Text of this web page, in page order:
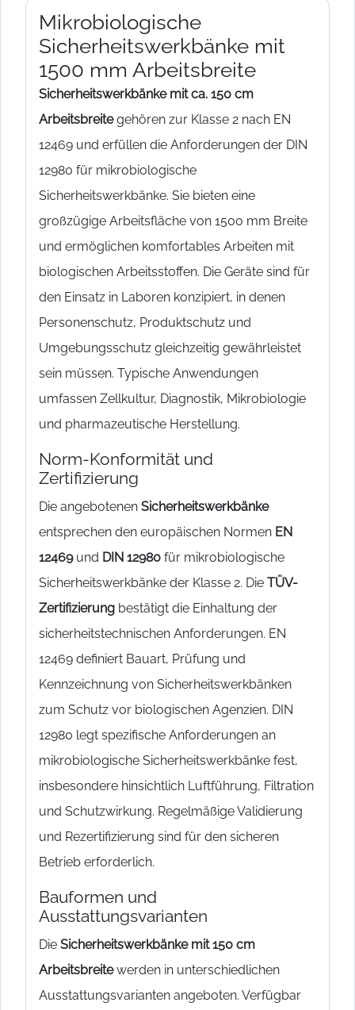
Mikrobiologische
Sicherheitswerkbänke mit
1500 mm Arbeitsbreite
Sicherheitswerkbänke mit ca. 150 cm
Arbeitsbreitegehören zur Klasse 2 nach EN
12469 und erfüllen die Anforderungen der DIN
12980 für mikrobiologische
Sicherheitswerkbänke. Sie bieten eine
großzügige Arbeitsfläche von 1500 mm Breite
und ermöglichen komfortables Arbeiten mit
biologischen Arbeitsstoffen. Die Geräte sind für
den Einsatz in Laboren konzipiert, in denen
Personenschutz, Produktschutz und
Umgebungsschutz gleichzeitig gewährleistet
sein müssen. Typische Anwendungen
umfassen Zellkultur, Diagnostik, Mikrobiologie
und pharmazeutische Herstellung.
Norm-Konformität und
Zertifizierung
Die angebotenen Sicherheitswerkbänke
entsprechen den europäischen Normen EN
12469und DIN 12980 für mikrobiologische
Sicherheitswerkbänke der Klasse 2. Die TÜV-
Zertifizierung bestätigt die Einhaltung der
sicherheitstechnischen Anforderungen. EN
12469 definiert Bauart, Prüfung und
Kennzeichnung von Sicherheitswerkbänken
zum Schutz vor biologischen Agenzien. DIN
12980 legt spezifische Anforderungen an
mikrobiologische Sicherheitswerkbänke fest,
insbesondere hinsichtlich Luftführung, Filtration
und Schutzwirkung. Regelmäßige Validierung
und Rezertifizierung sind für den sicheren
Betrieb erforderlich.
Bauformen und
Ausstattungsvarianten
Die Sicherheitswerkbänke mit 150 cm
Arbeitsbreitewerden in unterschiedlichen
Ausstattungsvarianten angeboten. Verfügbar